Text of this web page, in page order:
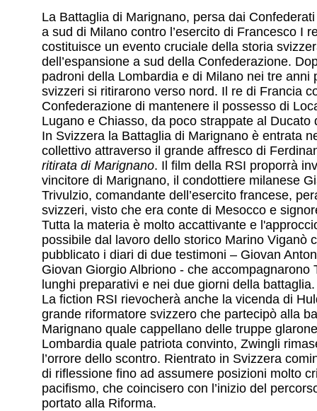
La Battaglia di Marignano, persa dai
a sud di Milano contro l’esercito di Francesco I
costituisce un evento cruciale della storia
dell’espansione a sud della Confederazione.
padroni della Lombardia e di Milano nei tre anni
svizzeri si ritirarono verso nord. Il re di Francia
Confederazione di mantenere il possesso di
Lugano e Chiasso, da poco strappate al Ducato
In Svizzera la Battaglia di Marignano è entrata
collettivo attraverso il grande affresco di
ritirata di Marignano. Il film della RSI proporrà
vincitore di Marignano, il condottiere milanese
Trivulzio, comandante dell’esercito francese,
svizzeri, visto che era conte di Mesocco e
Tutta la materia è molto accattivante e
possibile dal lavoro dello storico Marino Viganò
pubblicato i diari di due testimoni – Giovan
Giovan Giorgio Albriono - che accompagnarono
lunghi preparativi e nei due giorni della battaglia.
La fiction RSI rievocherà anche la vicenda di
grande riformatore svizzero che partecipò alla
Marignano quale cappellano delle truppe
Lombardia quale patriota convinto, Zwingli
l’orrore dello scontro. Rientrato in Svizzera
di riflessione fino ad assumere posizioni molto
pacifismo, che coincisero con l’inizio del
portato alla Riforma.